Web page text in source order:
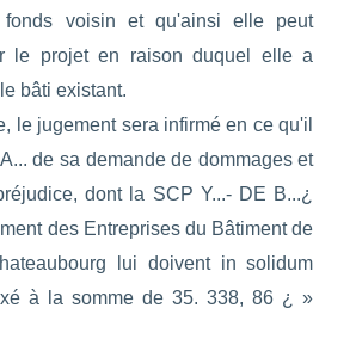
fonds voisin et qu'ainsi elle peut
le projet en raison duquel elle a
bâti existant.
le jugement sera infirmé en ce qu'il
de sa demande de dommages et
dont la SCP Y...- DE B...¿
des Entreprises du Bâtiment de
lui doivent in solidum
à la somme de 35. 338, 86 ¿ »